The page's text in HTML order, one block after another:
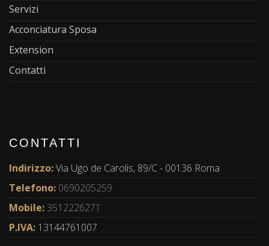
Servizi
Acconciatura Sposa
Extension
Contatti
CONTATTI
Indirizzo:Via Ugo de Carolis, 89/C - 00136 Roma
Telefono: 0690205259
Mobile: 3512226271
P.IVA: 13144761007